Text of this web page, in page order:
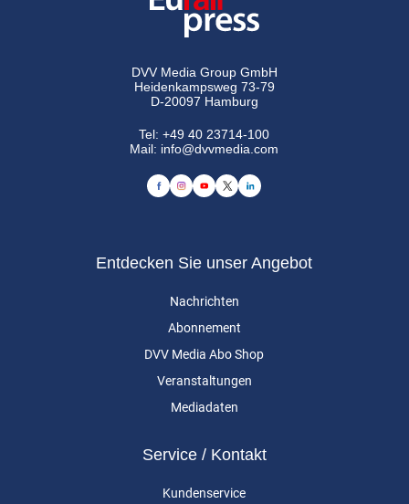
DVV Media Group GmbH
Heidenkampsweg 73-79
D-20097 Hamburg
Tel:+49 40 23714-100
Mail: info@dvvmedia.com
Entdecken Sie unser Angebot
Nachrichten
Abonnement
DVV Media Abo Shop
Veranstaltungen
Mediadaten
Service / Kontakt
Kundenservice